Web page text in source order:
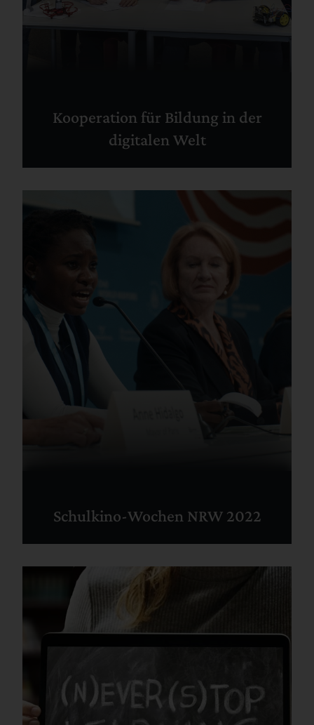
Kooperation für Bildung in der
digitalen Welt
Schulkino-Wochen NRW 2022